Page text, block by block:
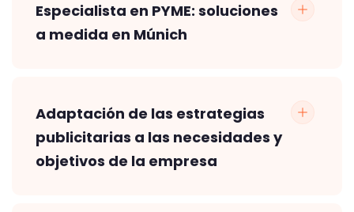
Especialista en PYME: soluciones
a medida en Múnich
Adaptación de las estrategias
publicitarias a las necesidades y
objetivos de la empresa